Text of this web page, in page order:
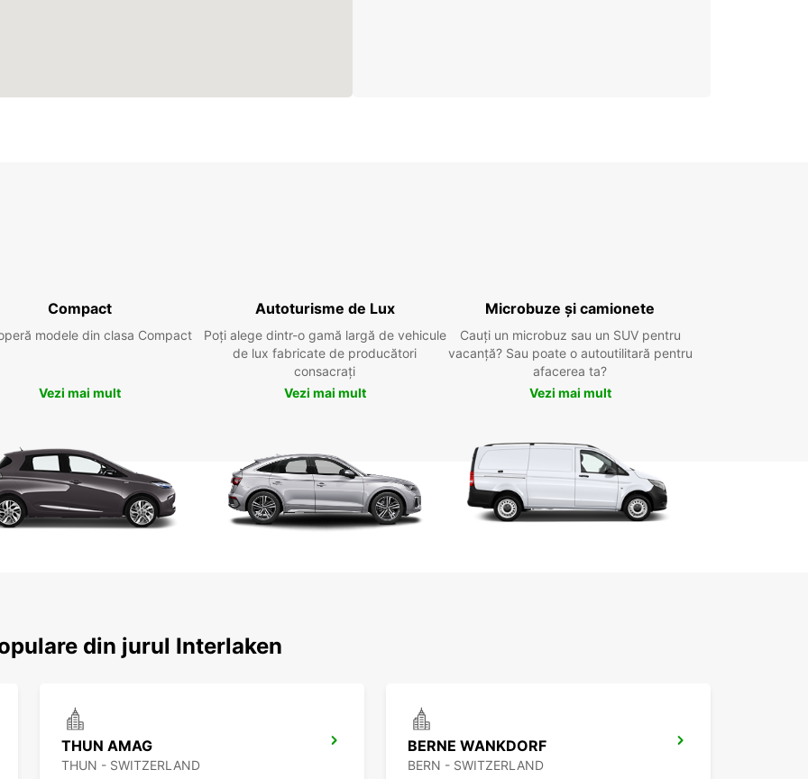
Compact
modele din clasa Compact
Vezi mai mult
Autoturisme de Lux
Poți alege dintr-o gamă largă de vehicule
de lux fabricate de producători
consacrați
Vezi mai mult
Microbuze și camionete
Cauți un microbuz sau un SUV pentru
vacanță? Sau poate o autoutilitară pentru
afacerea ta?
Vezi mai mult
din jurul Interlaken
THUN AMAG
THUN - SWITZERLAND
BERNE WANKDORF
BERN - SWITZERLAND